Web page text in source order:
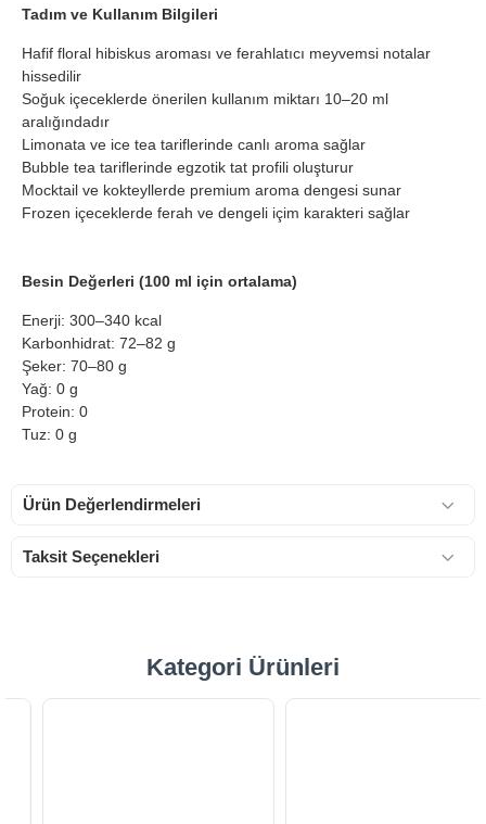
Tadım ve Kullanım Bilgileri
Hafif floral hibiskus aroması ve ferahlatıcı meyvemsi notalar
hissedilir
Soğuk içeceklerde önerilen kullanım miktarı 10–20 ml
aralığındadır
Limonata ve ice tea tariflerinde canlı aroma sağlar
Bubble tea tariflerinde egzotik tat profili oluşturur
Mocktail ve kokteyllerde premium aroma dengesi sunar
Frozen içeceklerde ferah ve dengeli içim karakteri sağlar
Besin Değerleri (100 ml için ortalama)
Enerji: 300–340 kcal
Karbonhidrat: 72–82 g
Şeker: 70–80 g
Yağ: 0 g
Protein: 0
Tuz: 0 g
Ürün Değerlendirmeleri
Taksit Seçenekleri
Kategori Ürünleri